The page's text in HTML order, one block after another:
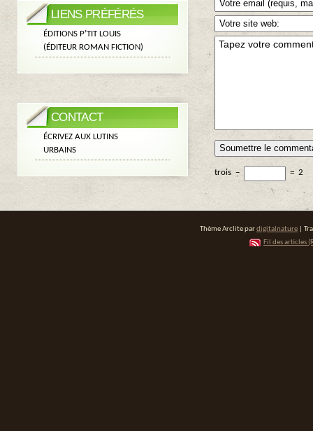
trois − = 2
LIENS PRÉFÉRÉS
ÉDITIONS P’TIT LOUIS
(ÉDITEUR ROMAN FICTION)
CONTACT
ÉCRIVEZ AUX LUTINS
URBAINS
Thème Arclite pardigitalnature |
Fil des articles